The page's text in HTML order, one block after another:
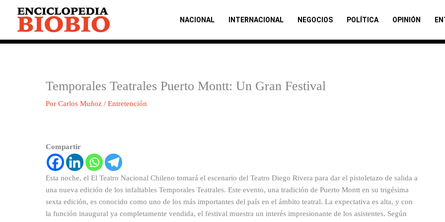
contenido
NACIONAL INTERNACIONAL NEGOCIOS POLÍTICA OPINIÓN
Temporales Teatrales Puerto Montt: Un Gran Festival
Por Carlos Muñoz / Entretención
Compartir
Esta noche, el El Teatro Nacional Chileno tomará el escenario del Teatro Diego Rivera para dar el pistoletazo de salida a
una nueva edición de los infaltables Temporales Teatrales. Este evento, una tradición de Puerto Montt en su trigésima
sexta edición, es conocido como uno de los más importantes del país en el ámbito teatral. La expectativa es alta, y con
la función inaugural ya completamente vendida, el festival muestra un interés impresionante de los asistentes. Según